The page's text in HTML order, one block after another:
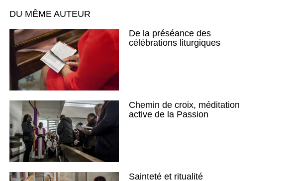
DU MÊME AUTEUR
De la préséance des
célébrations liturgiques
Chemin de croix, méditation
active de la Passion
Sainteté et ritualité